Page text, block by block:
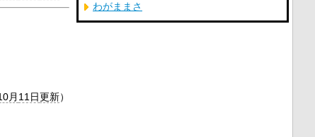
月 11日更新）
わがままさ